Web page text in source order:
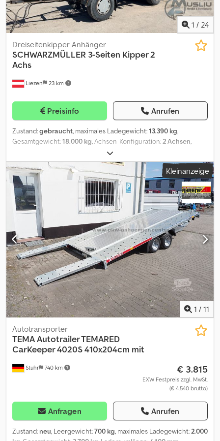
1 / 24
Liezen 23 km
Dreiseitenkipper Anhänger
SCHWARZMÜLLER 3-Seiten Kipper 2
Achs
Preisinfo Anrufen
Zustand:gebraucht, maximales Ladegewicht:13.390 kg,
Gesamtgewicht:18.000 kg, Achsen-Konfiguration:2 Achsen,
, nächste Prüfung (TÜV):
Schwarzmüller 3-Seiten Kipper in einen guten Zustand ----
Technische Spezifikationen: Allgemein: * Achslast vorne: 9.000 kg
* Achslast hinten: 9.000 kg Kabine: * Kühlschrank: Nein Motor: *
AdBlue: Ja Getriebe: * Retarder: Nein Fahrwerk: * Federung:
Luftfederung * Alufelgen: Nein * Hebeachse: Nein * Lenkachse:
Nein * Zul. Achslast: 9.000 kg Sattelkupplung: *
Behindertensattelzapfen: Nein Dokumente: * Leergewicht: 4.600
kg * HU/AU gültig bis: 10/2026 Dedpfjy Rwpwjx Akvokr
Kleinanzeige
1 / 11
Stuhr 740 km
Autotransporter
TEMAAutotrailer TEMARED
CarKeeper 4020S 410x204cm mit
€ 3.815
EXW Festpreis zzgl. MwSt.
(€ 4.540 brutto)
Anfragen Anrufen
Zustand: neu, Leergewicht:700 kg, maximales Ladegewicht:2.000